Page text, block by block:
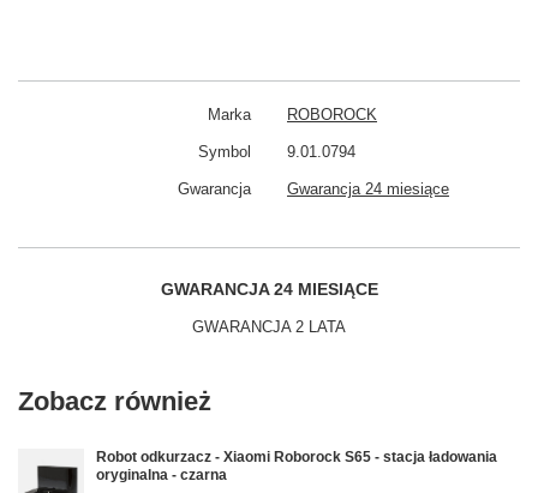
Marka ROBOROCK
Symbol 9.01.0794
Gwarancja Gwarancja 24 miesiące
GWARANCJA 24 MIESIĄCE
GWARANCJA 2 LATA
Zobacz również
Robot odkurzacz - Xiaomi Roborock S65 - stacja ładowania
oryginalna - czarna